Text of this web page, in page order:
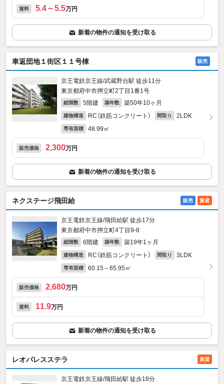
賃料 5.4～5.5万円
新着の物件の通知を受け取る
車返団地１街区１１号棟 販売
京王電鉄京王線/武蔵野台駅 徒歩11分
東京都府中市押立町2丁目1番1号
総階数 5階建 築年数 築50年10ヶ月
建物構造 RC（鉄筋コンクリート） 間取り 2LDK
専有面積 48.99㎡
販売価格 2,300万円
新着の物件の通知を受け取る
ネクステージ飛田給 販売 賃貸
京王電鉄京王線/飛田給駅 徒歩17分
東京都府中市押立町4丁目9-8
総階数 6階建 築年数 築19年1ヶ月
建物構造 RC（鉄筋コンクリート） 間取り 3LDK
専有面積 60.15～65.95㎡
販売価格 2,680万円
賃料 11.9万円
新着の物件の通知を受け取る
レオパレスステラ 賃貸
京王電鉄京王線/飛田給駅 徒歩18分